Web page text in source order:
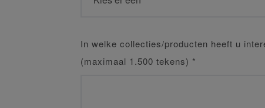
In welke collecties/producten heeft u
(maximaal 1.500 tekens) *